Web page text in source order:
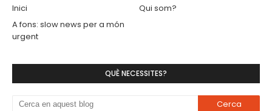
Inici
Qui som?
A fons: slow news per a món
urgent
QUÈ NECESSITES?